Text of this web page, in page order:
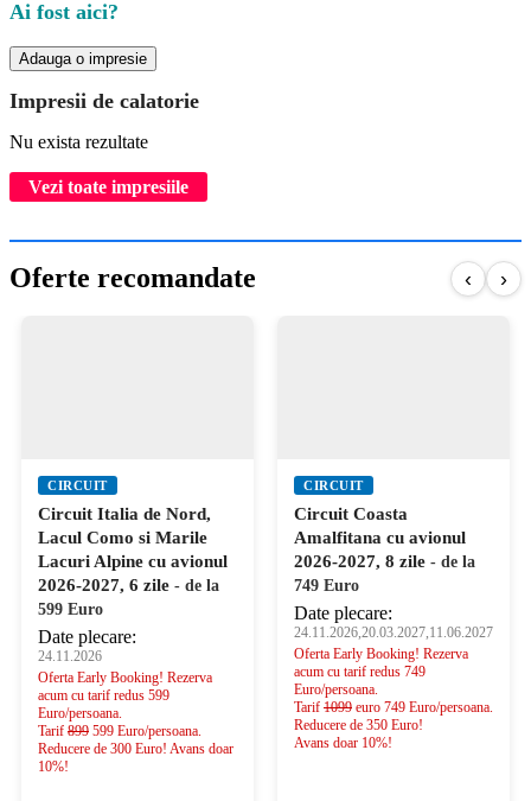
Ai fost aici?
Adauga o impresie
Impresii de calatorie
Nu exista rezultate
Vezi toate impresiile
Oferte recomandate ‹ ›
CIRCUIT
Circuit Italia de Nord,
Lacul Como si Marile
Lacuri Alpine cu avionul
2026-2027, 6 zile - de la
599 Euro
Date plecare:
24.11.2026
Oferta Early Booking! Rezerva
acum cu tarif redus 599
Euro/persoana.
Tarif 899 599 Euro/persoana.
Reducere de 300 Euro! Avans doar
10%!
CIRCUIT
Circuit Coasta
Amalfitana cu avionul
2026-2027, 8 zile - de la
749 Euro
Date plecare:
24.11.2026,20.03.2027,11.06.2027
Oferta Early Booking! Rezerva
acum cu tarif redus 749
Euro/persoana.
Tarif 1099 euro 749 Euro/persoana.
Reducere de 350 Euro!
Avans doar 10%!